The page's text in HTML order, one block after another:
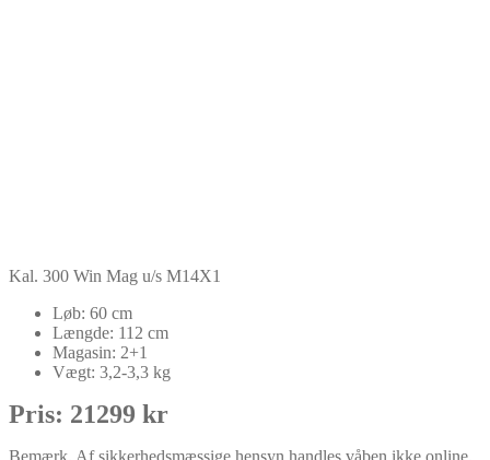
Kal. 300 Win Mag u/s M14X1
Løb: 60 cm
Længde: 112 cm
Magasin: 2+1
Vægt: 3,2-3,3 kg
Pris: 21299 kr
Bemærk. Af sikkerhedsmæssige hensyn handles våben ikke online.